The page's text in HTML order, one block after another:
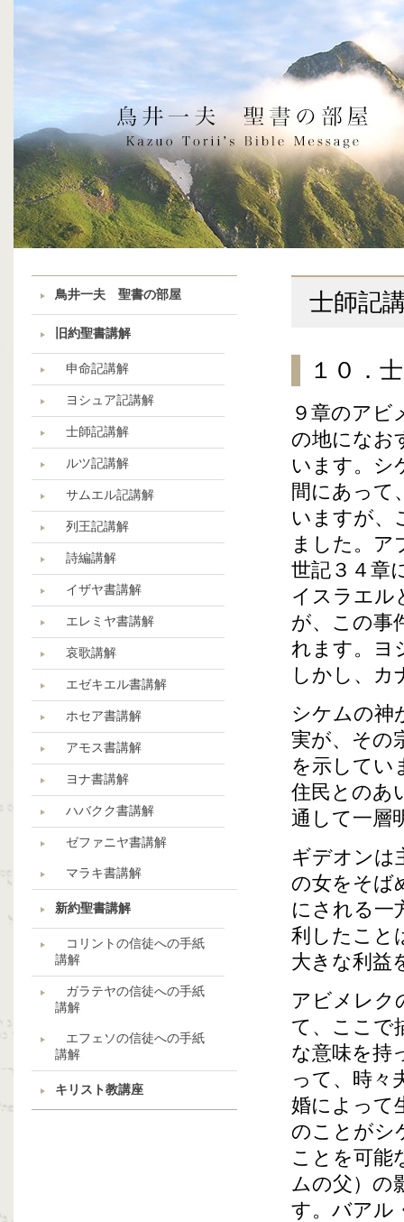
鳥井一夫 聖書の部屋
旧約聖書講解
申命記講解
ヨシュア記講解
士師記講解
ルツ記講解
サムエル記講解
列王記講解
詩編講解
イザヤ書講解
エレミヤ書講解
哀歌講解
エゼキエル書講解
ホセア書講解
アモス書講解
ヨナ書講解
ハバクク書講解
ゼファニヤ書講解
マラキ書講解
新約聖書講解
コリントの信徒への手紙
講解
ガラテヤの信徒への手紙
講解
エフェソの信徒への手紙
講解
キリスト教講座
士師記
１０．
９章のアビ
の地になお
います。シ
間にあって
いますが、
ました。ア
世記３４章
イスラエル
が、この事
れます。ヨ
しかし、カ
シケムの神
実が、その
を示してい
住民とのあ
通して一層
ギデオンは
の女をそば
にされる一
利したこと
大きな利益
アビメレク
て、ここで
な意味を持
って、時々
婚によって
のことがシ
ことを可能
ムの父）の
す。バアル